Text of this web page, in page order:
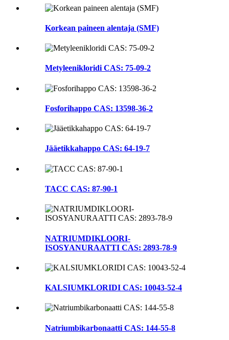
Korkean paineen alentaja (SMF)
Metyleenikloridi CAS: 75-09-2
Fosforihappo CAS: 13598-36-2
Jääetikkahappo CAS: 64-19-7
TACC CAS: 87-90-1
NATRIUMDIKLOORI-
ISOSYANURAATTI CAS: 2893-78-9
KALSIUMKLORIDI CAS: 10043-52-4
Natriumbikarbonaatti CAS: 144-55-8